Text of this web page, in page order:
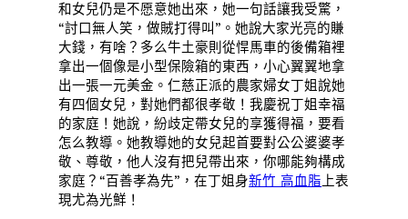
和女兒仍是不愿意她出來，她一句話讓我受驚，
“討口無人笑，做賊打得叫”。她說大家光亮的賺
大錢，有啥？多么牛土豪則從悍馬車的後備箱裡
拿出一個像是小型保險箱的東西，小心翼翼地拿
出一張一元美金。仁慈正派的農家婦女丁姐說她
有四個女兒，對她們都很孝敬！我慶祝丁姐幸福
的家庭！她說，紛歧定帶女兒的享獲得福，要看
怎么教導。她教導她的女兒起首要對公公婆婆孝
敬、尊敬，他人沒有把兒帶出來，你哪能夠構成
家庭？“百善孝為先”，在丁姐身新竹 高血脂 上表
現尤為光鮮！